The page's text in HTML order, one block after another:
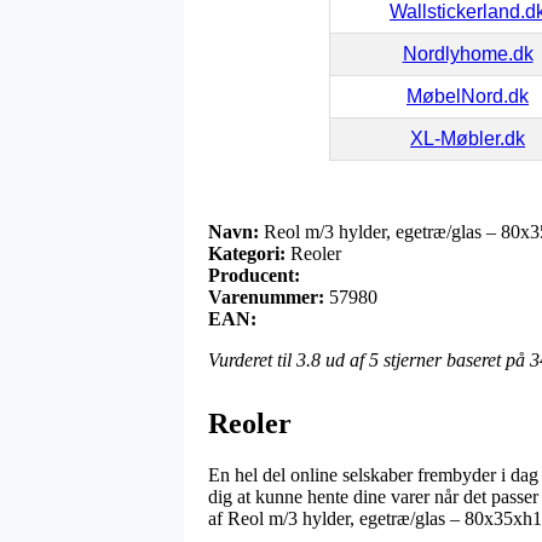
Nordlyhome.dk
MøbelNord.dk
XL-Møbler.dk
Navn: Reol m/3 hylder, egetræ/glas –
Kategori: Reoler
Producent:
Varenummer: 57980
EAN:
Vurderet til 3.8 ud af 5 stjerner baseret på
Reoler
En hel del online selskaber frembyder i
dig at kunne hente dine varer når det
af Reol m/3 hylder, egetræ/glas –